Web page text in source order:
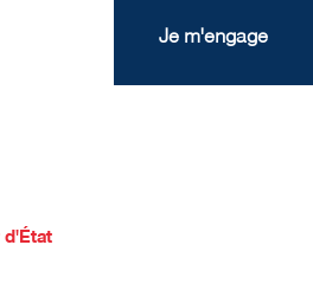
Je m'engage